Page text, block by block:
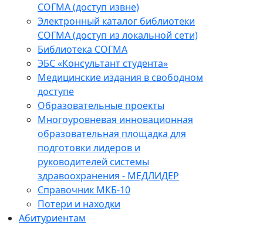
СОГМА (доступ извне)
Электронный каталог библиотеки
СОГМА (доступ из локальной сети)
Библиотека СОГМА
ЭБС «Консультант студента»
Медицинские издания в свободном
доступе
Образовательные проекты
Многоуровневая инновационная
образовательная площадка для
подготовки лидеров и
руководителей системы
здравоохранения - МЕДЛИДЕР
Справочник МКБ-10
Потери и находки
Абитуриентам